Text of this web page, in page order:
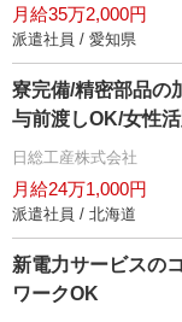
月給35万2,000円
派遣社員 / 愛知県
寮完備/精密部品の
与前渡しOK/女性
日総工産株式会社
月給24万1,000円
派遣社員 / 北海道
新電力サービスの
ワークOK